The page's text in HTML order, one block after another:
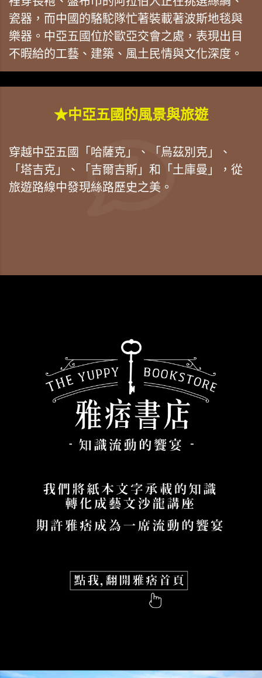
瓷器，而中國的駱駝隊忙著裝載著波斯地毯與
樂器。中亞五國位於歐亞交會之處，表現出目
不暇給的工藝、建築、風土民情與文化深度。
★中亞五國的風景與旅遊
穿越中亞五國「哈薩克」、「烏茲別克」、
「塔吉克」、「吉爾吉斯」和「土庫曼」，從
旅遊路線中發現絲路歷史之美。